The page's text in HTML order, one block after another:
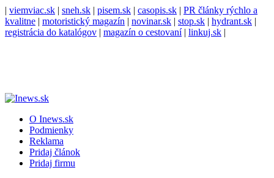
| viemviac.sk | sneh.sk | pisem.sk | casopis.sk | PR články rýchlo a
kvalitne | motoristický magazín | novinar.sk | stop.sk | hydrant.sk |
registrácia do katalógov | magazín o cestovaní| linkuj.sk |
O Inews.sk
Podmienky
Reklama
Pridaj článok
Pridaj firmu